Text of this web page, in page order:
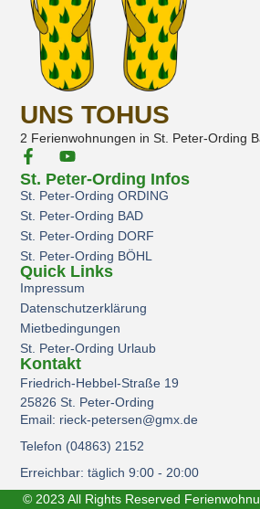
UNS TOHUS
2 Ferienwohnungen in St. Peter-Ording
St. Peter-Ording Infos
St. Peter-Ording ORDING
St. Peter-Ording BAD
St. Peter-Ording DORF
St. Peter-Ording BÖHL
Quick Links
Impressum
Datenschutzerklärung
Mietbedingungen
St. Peter-Ording Urlaub
Kontakt
Friedrich-Hebbel-Straße 19
25826 St. Peter-Ording
Email: rieck-petersen@gmx.de
Telefon (04863) 2152
Erreichbar: täglich 9:00 - 20:00
© 2023 All Rights Reserved